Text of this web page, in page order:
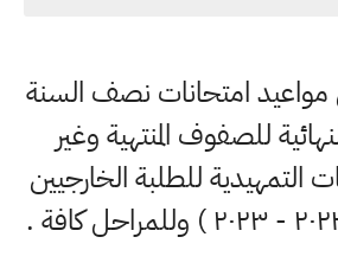
مواعيد امتحانات نصف السنة
للصفوف المنتهية وغير
التمهيدية للطلبة الخارجيين